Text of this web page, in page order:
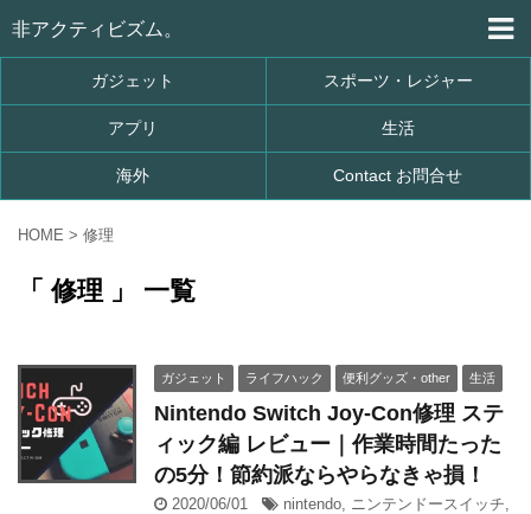
非アクティビズム。
ガジェット スポーツ・レジャー
アプリ 生活
海外 Contact お問合せ
HOME > 修理
「 修理 」 一覧
ガジェット ライフハック 便利グッズ・other 生活
Nintendo Switch Joy-Con修理 ステ
ィック編 レビュー｜作業時間たった
の5分！節約派ならやらなきゃ損！
2020/06/01 nintendo ニンテンドースイッチ